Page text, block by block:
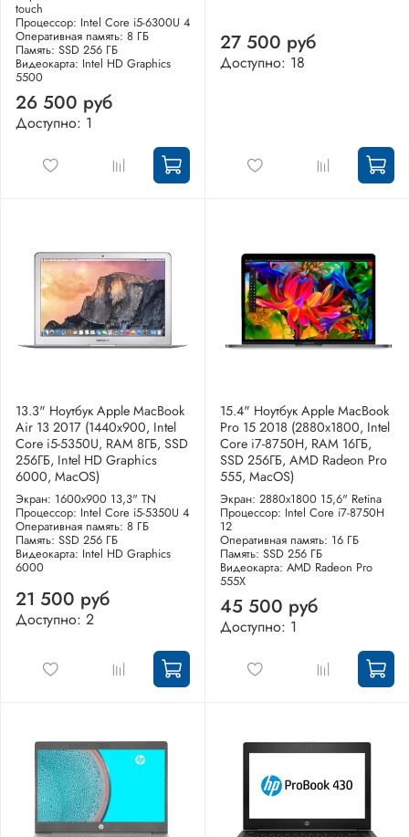
touch
Процессор: Intel Core i5-6300U 4
Оперативная память: 8 ГБ
Память: SSD 256 ГБ
Видеокарта: Intel HD Graphics
5500
26 500 руб
Доступно: 1
27 500 руб
Доступно: 18
13.3" Ноутбук Apple MacBook
Air 13 2017 (1440x900, Intel
Core i5-5350U, RAM 8ГБ, SSD
256ГБ, Intel HD Graphics
6000, MacOS)
Экран: 1600x900 13,3" TN
Процессор: Intel Core i5-5350U 4
Оперативная память: 8 ГБ
Память: SSD 256 ГБ
Видеокарта: Intel HD Graphics
6000
21 500 руб
Доступно: 2
15.4" Ноутбук Apple MacBook
Pro 15 2018 (2880x1800, Intel
Core i7-8750H, RAM 16ГБ,
SSD 256ГБ, AMD Radeon Pro
555, MacOS)
Экран: 2880x1800 15,6" Retina
Процессор: Intel Core i7-8750H
12
Оперативная память: 16 ГБ
Память: SSD 256 ГБ
Видеокарта: AMD Radeon Pro
555X
45 500 руб
Доступно: 1